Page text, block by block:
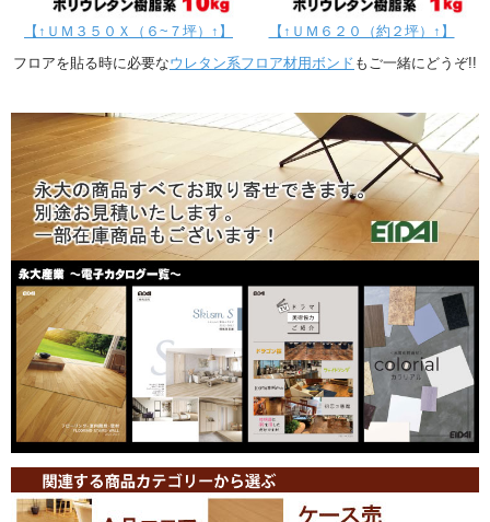
【↑ＵＭ３５０Ｘ（６~７坪）↑】
【↑ＵＭ６２０（約２坪）↑】
フロアを貼る時に必要なウレタン系フロア材用ボンド もご一緒にどうぞ!!